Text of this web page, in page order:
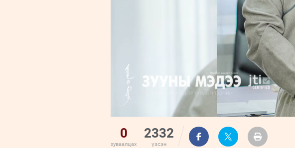
0
хуваалцах
2332
үзсэн